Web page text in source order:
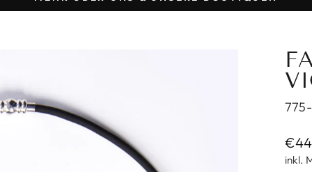
Pause
Preis
inkl.